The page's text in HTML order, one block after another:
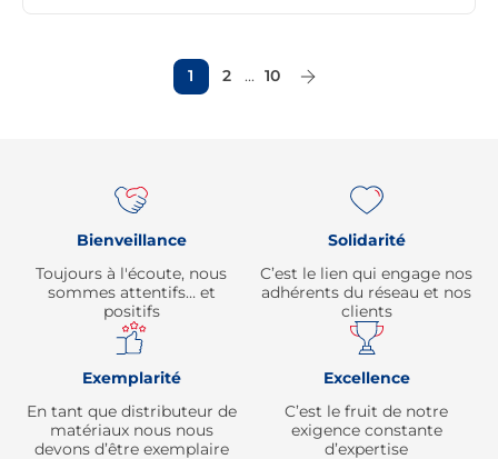
1 2 ... 10
Bienveillance
Toujours à l'écoute, nous
sommes attentifs… et
positifs
Solidarité
C’est le lien qui engage nos
adhérents du réseau et nos
clients
Exemplarité
En tant que distributeur de
matériaux nous nous
devons d’être exemplaire
Excellence
C’est le fruit de notre
exigence constante
d’expertise